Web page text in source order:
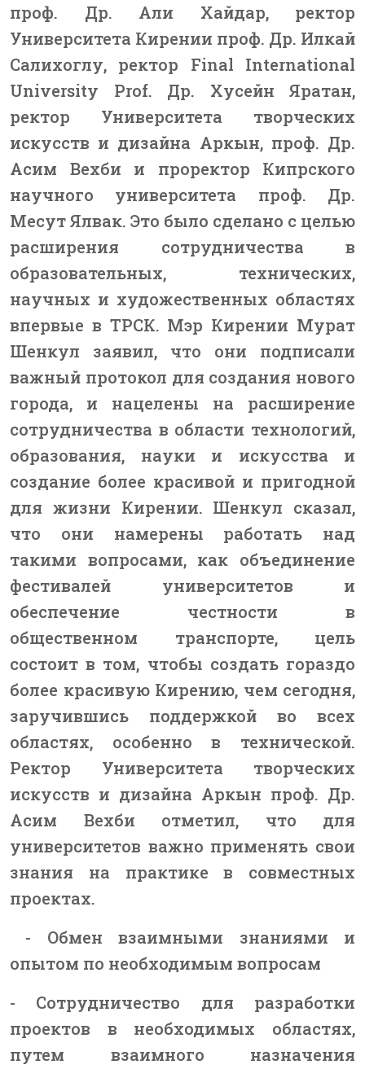
проф. Др. Али Хайдар, ректор
Университета Кирении проф. Др. Илкай
Салихоглу, ректор Final International
University Prof. Др. Хусейн Яратан,
ректор Университета творческих
искусств и дизайна Аркын, проф. Др.
Асим Вехби и проректор Кипрского
научного университета проф. Др.
Месут Ялвак. Это было сделано с целью
расширения сотрудничества в
образовательных, технических,
научных и художественных областях
впервые в ТРСК. Мэр Кирении Мурат
Шенкул заявил, что они подписали
важный протокол для создания нового
города, и нацелены на расширение
сотрудничества в области технологий,
образования, науки и искусства и
создание более красивой и пригодной
для жизни Кирении. Шенкул сказал,
что они намерены работать над
такими вопросами, как объединение
фестивалей университетов и
обеспечение честности в
общественном транспорте, цель
состоит в том, чтобы создать гораздо
более красивую Кирению, чем сегодня,
заручившись поддержкой во всех
областях, особенно в технической.
Ректор Университета творческих
искусств и дизайна Аркын проф. Др.
Асим Вехби отметил, что для
университетов важно применять свои
знания на практике в совместных
проектах.
- Обмен взаимными знаниями и
опытом по необходимым вопросам
- Сотрудничество для разработки
проектов в необходимых областях,
путем взаимного назначения